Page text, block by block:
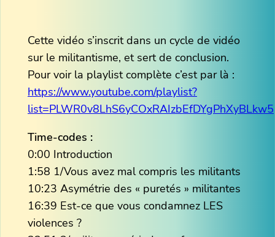
Cette vidéo s’inscrit dans un cycle de vidéo
sur le militantisme, et sert de conclusion.
Pour voir la playlist complète c’est par là :
https://www.youtube.com/playlist?
list=PLWR0v8LhS6yCOxRAIzbEfDYgPhXyBLkw5
Time-codes :
0:00 Introduction
1:58 1/Vous avez mal compris les militants
10:23 Asymétrie des « puretés » militantes
16:39 Est-ce que vous condamnez LES
violences ?